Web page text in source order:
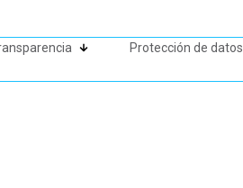
Protección de datos